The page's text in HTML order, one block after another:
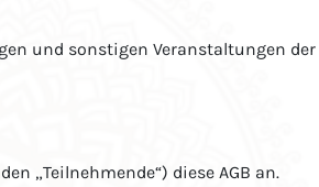
und sonstigen Veranstaltungen der
„Teilnehmende“) diese AGB an.